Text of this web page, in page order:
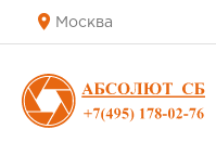
Москва